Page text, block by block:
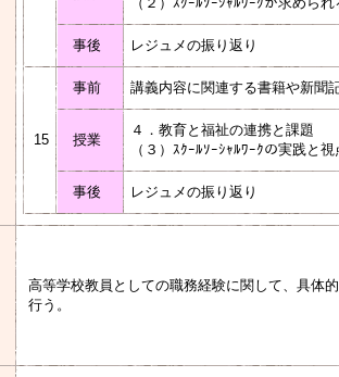
事後 レジュメの振り返り
15
事前 講義内容に関連する書籍や新聞
授業
４．教育と福祉の連携と課題
（３）ｽｸｰﾙｿｰｼｬﾙﾜｰｸの実践と視
事後 レジュメの振り返り
高等学校教員としての職務経験に関して、具体
行う。